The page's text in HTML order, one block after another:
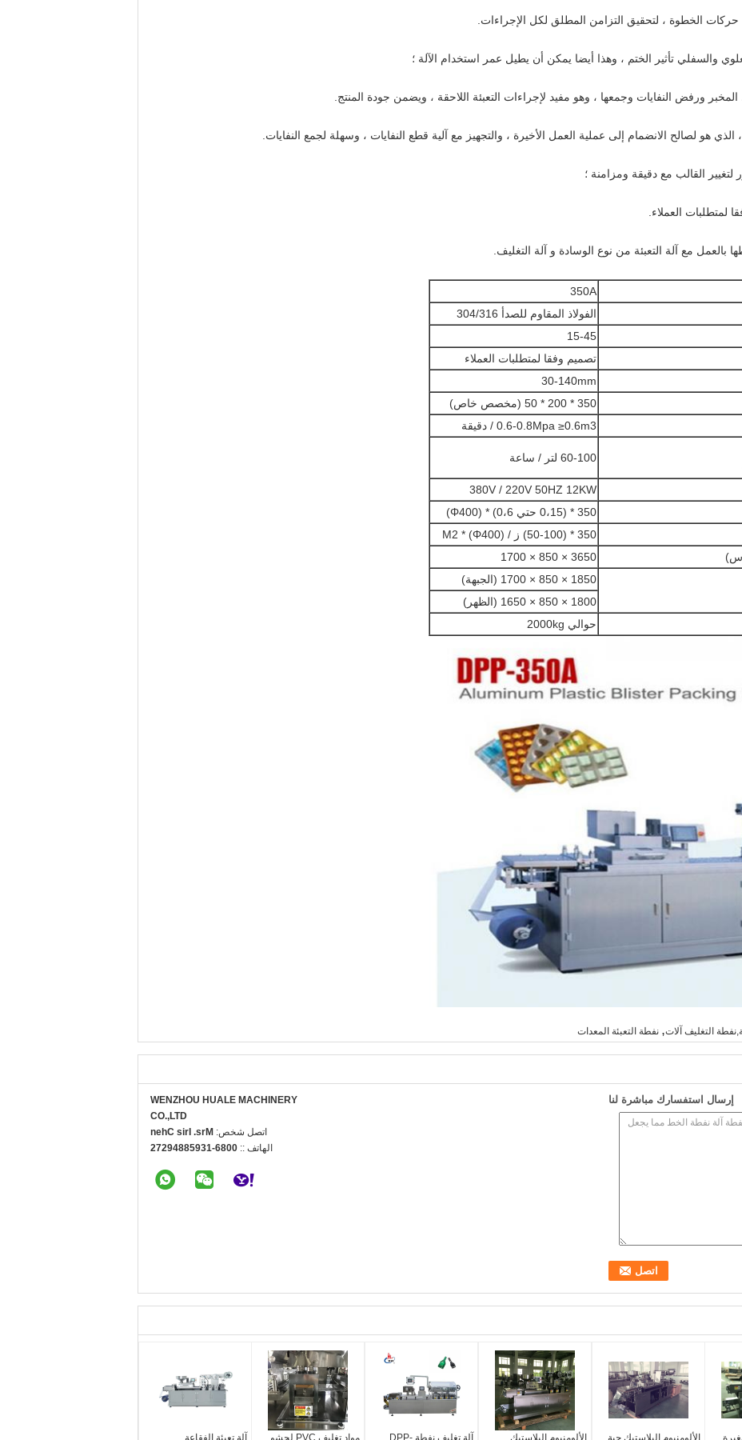
350A
الفولاذ المقاوم للصدأ 304/316
15-45
تصميم وفقا لمتطلبات العملاء
30-140mm
350 * 200 * 50 (مخصص خاص)
0.6-0.8Mpa ≥0.6m3 / دقيقة
60-100 لتر / ساعة
380V / 220V 50HZ 12KW
350 * (0،15 حتي 0،6) * (Φ400)
350 * (50-100) ز / M2 * (Φ400)
3650 × 850 × 1700
1850 × 850 × 1700 (الجبهة)
1800 × 850 × 1650 (الظهر)
حوالي 2000kg
التغليف آلات, نفطة التعبئة المعدات
WENZHOU HUALE MACHINERY
CO.,LTD
اتصل شخص: Mrs. Iris Chen
الهاتف :: 0086-13958849272
إرسال استفسارك مباشرة لنا
آلة تعبئة الفقاعة مواد تغليف PVC لحشو آلة تغليف نفطة DPP- الألومنيوم البلاستيك الألومنيوم البلاستيك حبة